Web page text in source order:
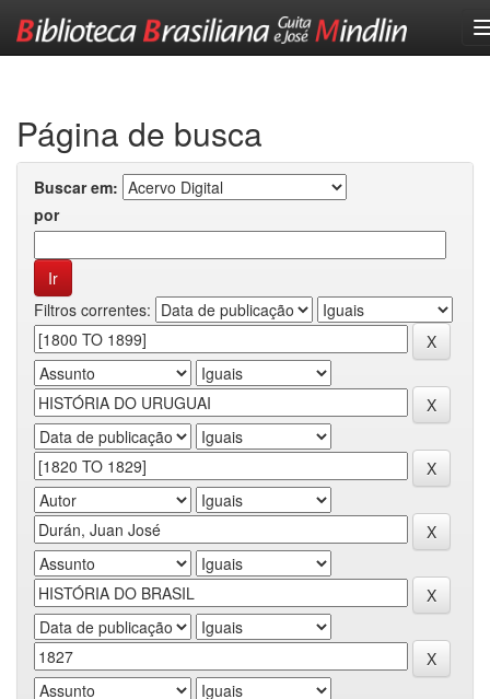
Página de busca
Buscar em:
por
Filtros correntes: